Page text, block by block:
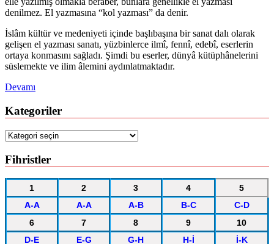
denilmez. El yazmasına “kol yazması” da denir.
İslâm kültür ve medeniyeti içinde başlıbaşına bir sanat dalı olarak
gelişen el yazması sanatı, yüzbinlerce ilmî, fennî, edebî, eserlerin
ortaya konmasını sağladı. Şimdi bu eserler, dünyâ kütüphânelerini
süslemekte ve ilim âlemini aydınlatmaktadır.
Devamı
Kategoriler
Kategoriler
Fihristler
1 2 3 4
5
A-A
A-A A-B B-C
C-D
6
7 8 9
10
D-E
E-G G-H H-İ
İ-K